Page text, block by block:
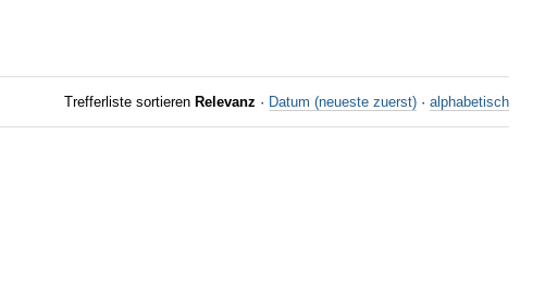
Trefferliste sortieren Relevanz · Datum (neueste zuerst) · alphabetisch